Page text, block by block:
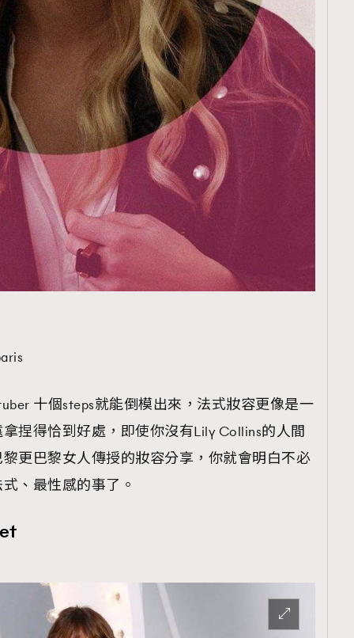
nmg.com.hk/privacy) 閱讀本
，本人同意新傳媒集團使用
十個steps就能倒模出來，法式妝容更像是一
捏得恰到好處，即使你沒有Lily Collins的人間
更巴黎女人傳授的妝容分享，你就會明白不必
、最性感的事了。